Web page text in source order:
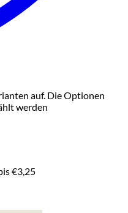
auf. Die Optionen
werden
€3,25